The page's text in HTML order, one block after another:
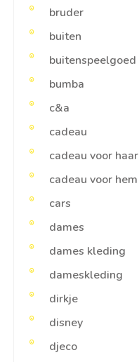
bruder
buiten
buitenspeelgoed
bumba
c&a
cadeau
cadeau voor haar
cadeau voor hem
cars
dames
dames kleding
dameskleding
dirkje
disney
djeco